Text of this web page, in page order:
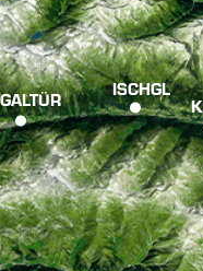
GALTÜR ISCHGL